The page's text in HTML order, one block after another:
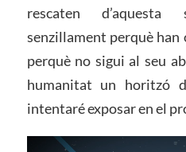
rescaten
senzillament perquè
perquè no sigui al seu
humanitat un horitzó
intentaré exposar en el
Reproductor